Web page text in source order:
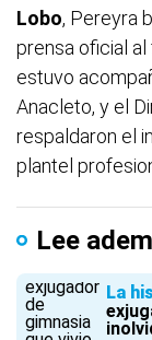
Lobo, Pereyra
prensa oficial
estuvo
Anacleto, y el
respaldaron el
plantel
Lee
La